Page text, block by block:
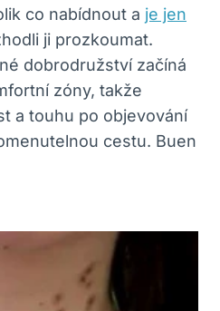
co nabídnout a je jen
ji prozkoumat.
dobrodružství začíná
zóny, takže
a touhu po objevování
cestu. Buen